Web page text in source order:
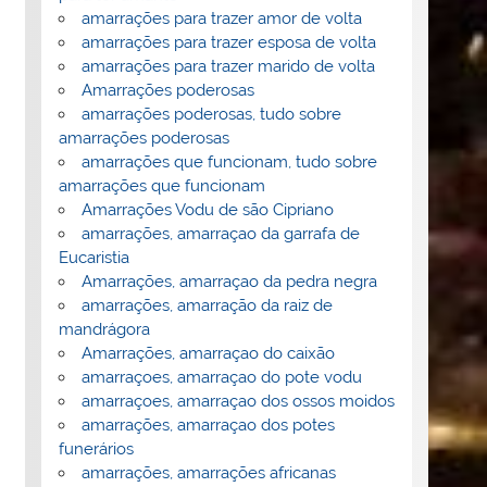
amarrações para trazer amor de volta
amarrações para trazer esposa de volta
amarrações para trazer marido de volta
Amarrações poderosas
amarrações poderosas, tudo sobre
amarrações poderosas
amarrações que funcionam, tudo sobre
amarrações que funcionam
Amarrações Vodu de são Cipriano
amarrações, amarraçao da garrafa de
Eucaristia
Amarrações, amarraçao da pedra negra
amarrações, amarração da raiz de
mandrágora
Amarrações, amarraçao do caixão
amarraçoes, amarraçao do pote vodu
amarraçoes, amarraçao dos ossos moidos
amarrações, amarraçao dos potes
funerários
amarrações, amarrações africanas